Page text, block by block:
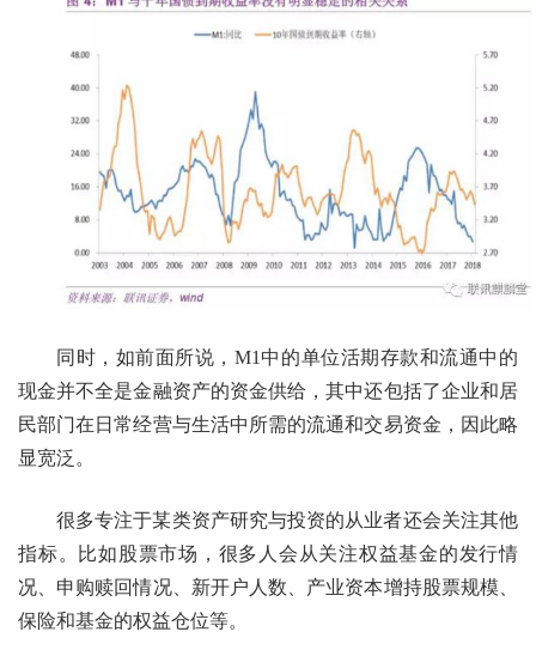
同时，如前面所说，M1中的单位活期存款和流通中的
现金并不全是金融资产的资金供给，其中还包括了企业和居
民部门在日常经营与生活中所需的流通和交易资金，因此略
显宽泛。
很多专注于某类资产研究与投资的从业者还会关注其他
指标。比如股票市场，很多人会从关注权益基金的发行情
况、申购赎回情况、新开户人数、产业资本增持股票规模、
保险和基金的权益仓位等。